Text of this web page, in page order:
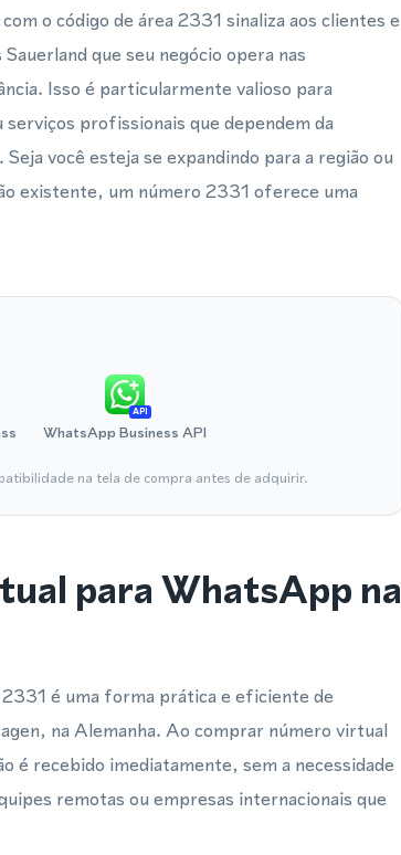
o código de área 2331 sinaliza aos clientes e
que seu negócio opera nas
Isso é particularmente valioso para
profissionais que dependem da
você esteja se expandindo para a região ou
existente, um número 2331 oferece uma
API
WhatsApp Business API
na tela de compra antes de adquirir.
para WhatsApp na
é uma forma prática e eficiente de
na Alemanha. Ao comprar número virtual
é recebido imediatamente, sem a necessidade
remotas ou empresas internacionais que